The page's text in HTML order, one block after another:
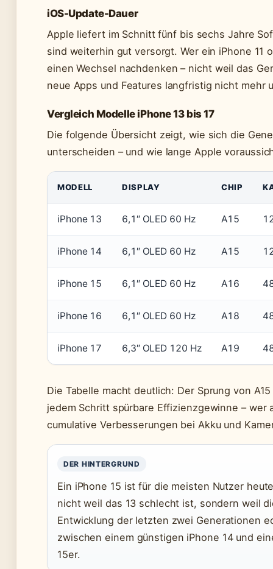
iOS-Update-Dauer
Apple liefert im Schnitt fünf bis sechs Jahre
sind weiterhin gut versorgt. Wer ein iPhone
einen Wechsel nachdenken – nicht weil das
neue Apps und Features langfristig nicht mehr
Vergleich Modelle iPhone 13 bis 17
Die folgende Übersicht zeigt, wie sich die
unterscheiden – und wie lange Apple
MODELL DISPLAY CHIP
iPhone 13 6,1″ OLED 60 Hz A15
iPhone 14 6,1″ OLED 60 Hz A15
iPhone 15 6,1″ OLED 60 Hz A16
iPhone 16 6,1″ OLED 60 Hz A18
iPhone 17 6,3″ OLED 120 Hz A19
Die Tabelle macht deutlich: Der Sprung von
jedem Schritt spürbare Effizienzgewinne –
cumulative Verbesserungen bei Akku und
DER HINTERGRUND
Ein iPhone 15 ist für die meisten Nutzer
nicht weil das 13 schlecht ist, sondern weil
Entwicklung der letzten zwei Generationen
zwischen einem günstigen iPhone 14 und
15er.